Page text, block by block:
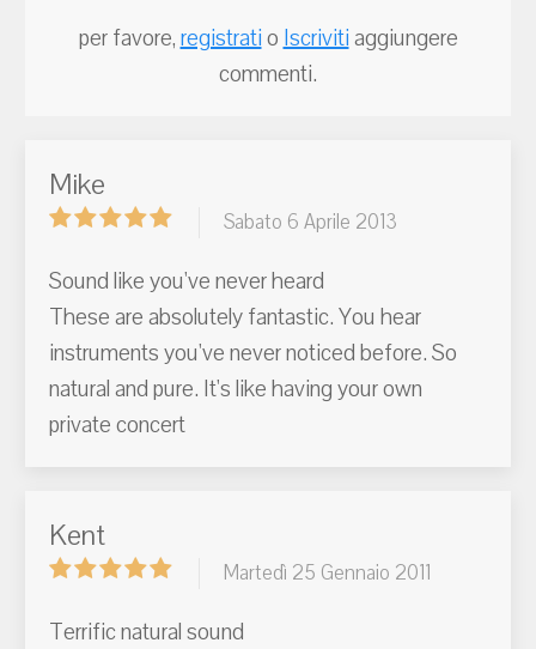
per favore,registratio Iscrivitiaggiungere
commenti.
Mike
Sabato 6 Aprile 2013
Sound like you've never heard
These are absolutely fantastic. You hear
instruments you've never noticed before. So
natural and pure. It's like having your own
private concert
Kent
Martedì 25 Gennaio 2011
Terrific natural sound